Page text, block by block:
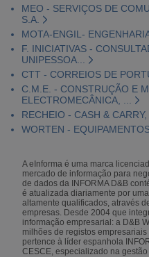
MEO - SERVIÇOS DE
S.A.
MOTA-ENGIL-
F. INICIATIVAS -
UNIPESSOA...
CTT - CORREIOS DE
C.M.E. - CONSTRUÇÃO E
ELECTROMECÂNICA, ...
RECHEIO - CASH & CARRY,
WORTEN -
A eInforma é uma marca
mercado de informação para
de dados da INFORMA D&B
é atualizada diariamente por
altamente qualificados, através
empresas. Desde 2004 que
informação empresarial: a D&B
milhões de registos empresariais
pertence à líder espanhola
CESCE, especializado na